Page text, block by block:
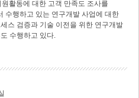
활동에 대한 고객 만족도 조사를
수행하고 있는 연구개발 사업에 대한
스 검증과 기술 이전을 위한 연구개발
수행하고 있다.